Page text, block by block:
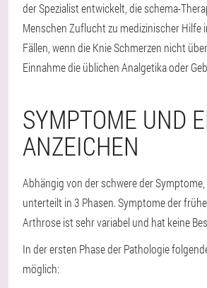
der Spezialist entwickelt, die schema-
Menschen Zuflucht zu medizinischer Hilfe
Fällen, wenn die Knie Schmerzen nicht
Einnahme die üblichen Analgetika oder
SYMPTOME UND
ANZEICHEN
Abhängig von der schwere der
unterteilt in 3 Phasen. Symptome der
Arthrose ist sehr variabel und hat keine
In der ersten Phase der Pathologie
möglich: